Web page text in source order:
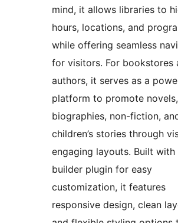
mind, it allows libraries to
hours, locations, and
while offering seamless
for visitors. For bookstores
authors, it serves as a
platform to promote novels,
biographies, non-fiction,
children’s stories through
engaging layouts. Built with
builder plugin for easy
customization, it features
responsive design, clean